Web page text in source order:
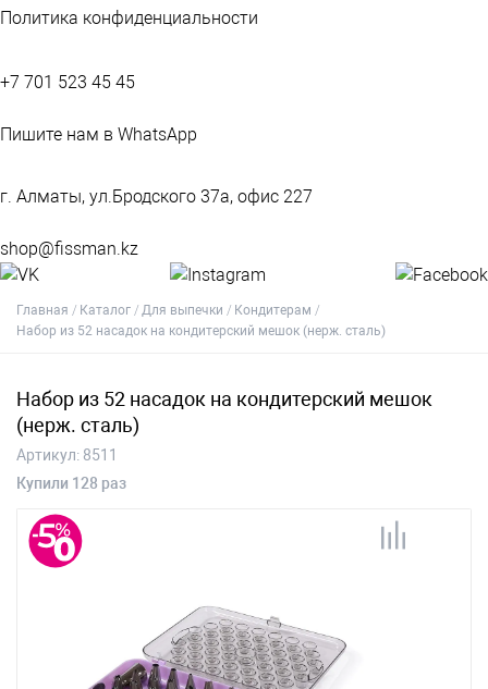
Политика конфиденциальности
+7 701 523 45 45
Пишите нам в WhatsApp
г. Алматы, ул.Бродского 37а, офис 227
shop@fissman.kz
Главная Каталог Для выпечки
Кондитерам
Набор из 52 насадок на кондитерский мешок (нерж. сталь)
Набор из 52 насадок на кондитерский мешок
(нерж. сталь)
Артикул: 8511
Купили 128 раз